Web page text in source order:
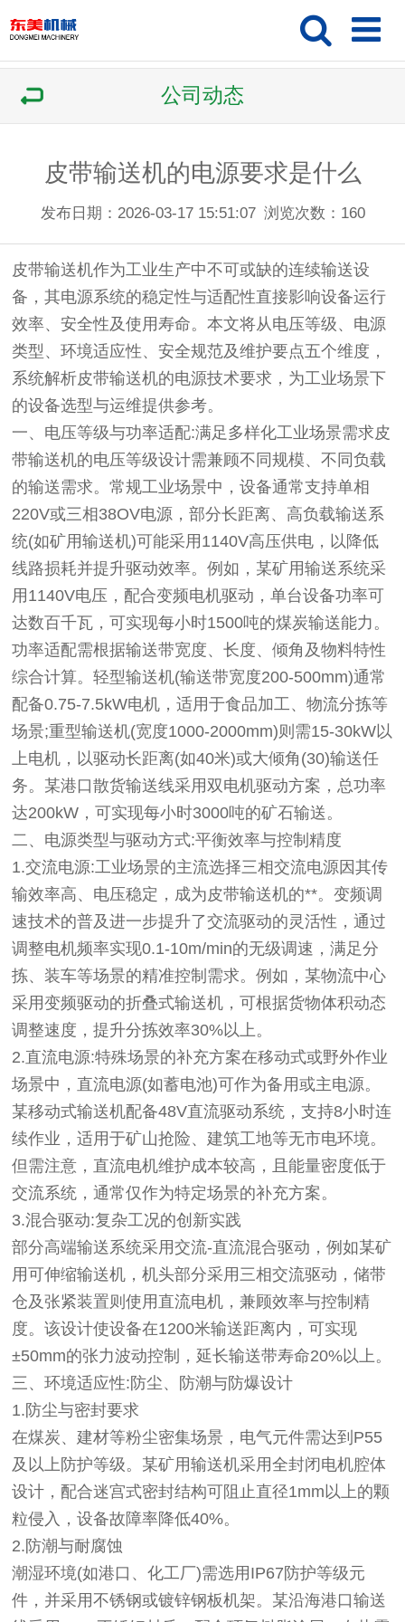
公司动态
皮带输送机的电源要求是什么
发布日期：2026-03-17 15:51:07 浏览次数： 160
皮带输送机作为工业生产中不可或缺的连续输送设
备，其电源系统的稳定性与适配性直接影响设备运行
效率、安全性及使用寿命。本文将从电压等级、电源
类型、环境适应性、安全规范及维护要点五个维度，
系统解析皮带输送机的电源技术要求，为工业场景下
的设备选型与运维提供参考。
一、电压等级与功率适配:满足多样化工业场景需求皮
带输送机的电压等级设计需兼顾不同规模、不同负载
的输送需求。常规工业场景中，设备通常支持单相
220V或三相38OV电源，部分长距离、高负载输送系
统(如矿用输送机)可能采用1140V高压供电，以降低
线路损耗并提升驱动效率。例如，某矿用输送系统采
用1140V电压，配合变频电机驱动，单台设备功率可
达数百千瓦，可实现每小时1500吨的煤炭输送能力。
功率适配需根据输送带宽度、长度、倾角及物料特性
综合计算。轻型输送机(输送带宽度200-500mm)通常
配备0.75-7.5kW电机，适用于食品加工、物流分拣等
场景;重型输送机(宽度1000-2000mm)则需15-30kW以
上电机，以驱动长距离(如40米)或大倾角(30)输送任
务。某港口散货输送线采用双电机驱动方案，总功率
达200kW，可实现每小时3000吨的矿石输送。
二、电源类型与驱动方式:平衡效率与控制精度
1.交流电源:工业场景的主流选择三相交流电源因其传
输效率高、电压稳定，成为皮带输送机的**。变频调
速技术的普及进一步提升了交流驱动的灵活性，通过
调整电机频率实现0.1-10m/min的无级调速，满足分
拣、装车等场景的精准控制需求。例如，某物流中心
采用变频驱动的折叠式输送机，可根据货物体积动态
调整速度，提升分拣效率30%以上。
2.直流电源:特殊场景的补充方案在移动式或野外作业
场景中，直流电源(如蓄电池)可作为备用或主电源。
某移动式输送机配备48V直流驱动系统，支持8小时连
续作业，适用于矿山抢险、建筑工地等无市电环境。
但需注意，直流电机维护成本较高，且能量密度低于
交流系统，通常仅作为特定场景的补充方案。
3.混合驱动:复杂工况的创新实践
部分高端输送系统采用交流-直流混合驱动，例如某矿
用可伸缩输送机，机头部分采用三相交流驱动，储带
仓及张紧装置则使用直流电机，兼顾效率与控制精
度。该设计使设备在1200米输送距离内，可实现
±50mm的张力波动控制，延长输送带寿命20%以上。
三、环境适应性:防尘、防潮与防爆设计
1.防尘与密封要求
在煤炭、建材等粉尘密集场景，电气元件需达到P55
及以上防护等级。某矿用输送机采用全封闭电机腔体
设计，配合迷宫式密封结构可阻止直径1mm以上的颗
粒侵入，设备故障率降低40%。
2.防潮与耐腐蚀
潮湿环境(如港口、化工厂)需选用IP67防护等级元
件，并采用不锈钢或镀锌钢板机架。某沿海港口输送